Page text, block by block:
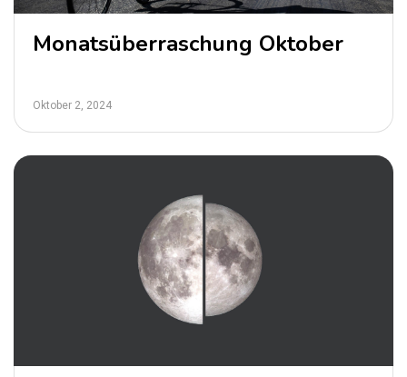
Monatsüberraschung Oktober
Oktober 2, 2024